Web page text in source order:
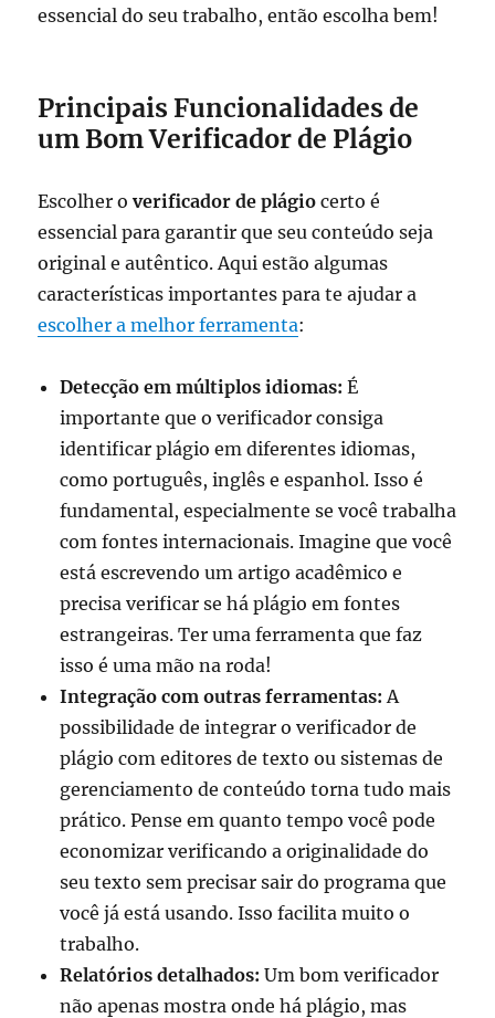
essencial do seu trabalho, então escolha bem!
Principais Funcionalidades de
um Bom Verificador de Plágio
Escolher overificador de plágio certo é
essencial para garantir que seu conteúdo seja
original e autêntico. Aqui estão algumas
características importantes para te ajudar a
escolher a melhor ferramenta:
Detecção em múltiplos idiomas: É
importante que o verificador consiga
identificar plágio em diferentes idiomas,
como português, inglês e espanhol. Isso é
fundamental, especialmente se você trabalha
com fontes internacionais. Imagine que você
está escrevendo um artigo acadêmico e
precisa verificar se há plágio em fontes
estrangeiras. Ter uma ferramenta que faz
isso é uma mão na roda!
Integração com outras ferramentas: A
possibilidade de integrar o verificador de
plágio com editores de texto ou sistemas de
gerenciamento de conteúdo torna tudo mais
prático. Pense em quanto tempo você pode
economizar verificando a originalidade do
seu texto sem precisar sair do programa que
você já está usando. Isso facilita muito o
trabalho.
Relatórios detalhados: Um bom verificador
não apenas mostra onde há plágio, mas